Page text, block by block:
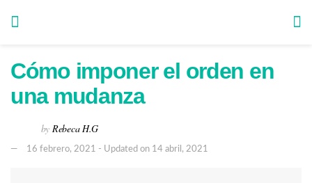
Cómo imponer el orden en
una mudanza
by Rebeca H.G
16 febrero, 2021 - Updated on 14 abril, 2021